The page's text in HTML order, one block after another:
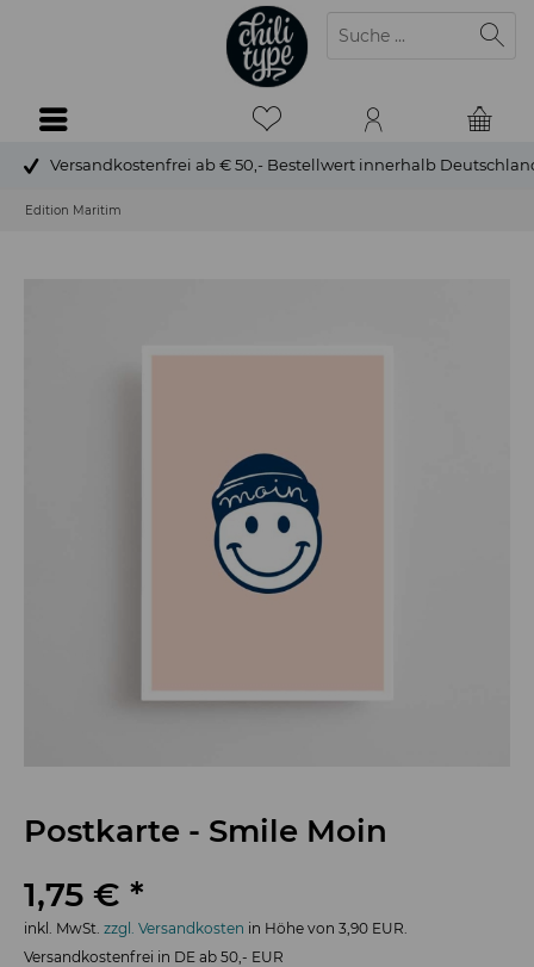
Versandkostenfrei ab € 50,- Bestellwert innerhalb
Edition Maritim
Postkarte - Smile Moin
1,75 € *
inkl. MwSt. zzgl. Versandkosten in Höhe von 3,90 EUR.
Versandkostenfrei in DE ab 50,- EUR